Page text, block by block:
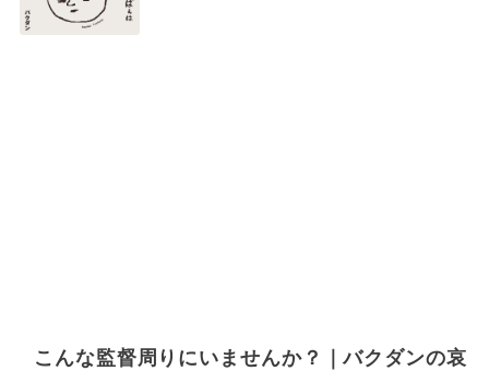
こんな監督周りにいませんか？｜バクダンの哀